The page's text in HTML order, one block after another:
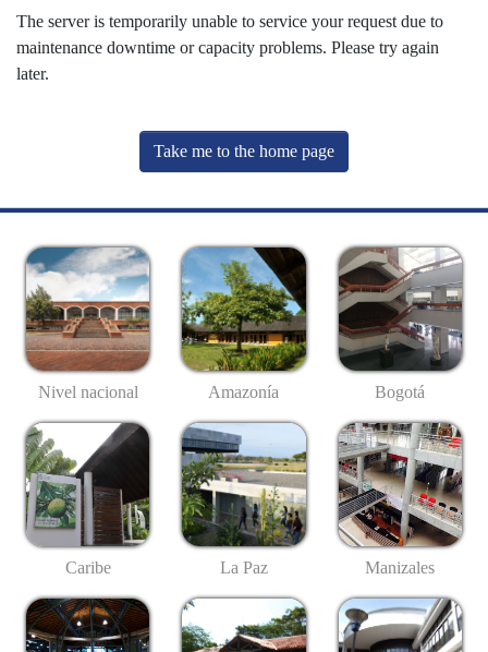
The server is temporarily unable to service your request due to
maintenance downtime or capacity problems. Please try again
later.
Take me to the home page
Nivel nacional Amazonía Bogotá
Caribe La Paz Manizales